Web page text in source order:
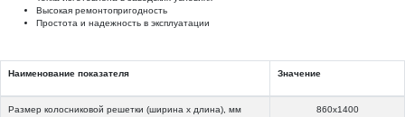
Высокая ремонтопригодность
Простота и надежность в эксплуатации
Наименование показателя Значение
Размер колосниковой решетки (ширина х длина), мм 860x1400